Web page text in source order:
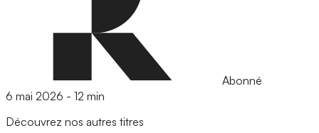
Abonné
6 mai 2026 - 12 min
Découvrez nos autres titres